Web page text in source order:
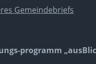
Gemeindebriefs
programm